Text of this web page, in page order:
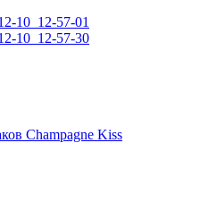
Champagne Kiss